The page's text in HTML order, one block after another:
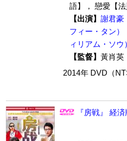
語】， 戀愛【
【出演】 謝君豪
フィー・タン）
ィリアム・ソウ
【監督】 黃肖
2014年 DVD（
『房戦』 経